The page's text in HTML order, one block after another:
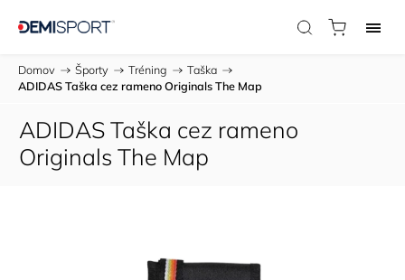
Domov / Športy / Tréning / Taška /
ADIDAS Taška cez rameno Originals The Map
ADIDAS Taška cez rameno
Originals The Map